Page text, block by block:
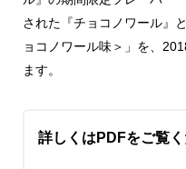
された『チョコノワール』
ョコノワール味＞」を、
ます。
詳しくはPDFをご覧く